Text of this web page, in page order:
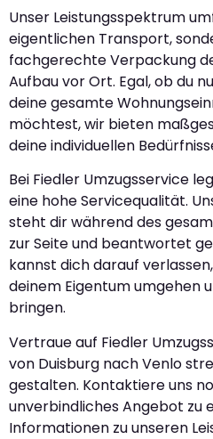
Unser Leistungsspektrum
eigentlichen Transport,
fachgerechte Verpackung
Aufbau vor Ort. Egal, ob du
deine gesamte
möchtest, wir bieten
deine individuellen
Bei Fiedler Umzugsservice
eine hohe Servicequalität.
steht dir während des
zur Seite und beantwortet
kannst dich darauf
deinem Eigentum umgehen
bringen.
Vertraue auf Fiedler
von Duisburg nach Venlo
gestalten. Kontaktiere uns
unverbindliches Angebot zu
Informationen zu unseren